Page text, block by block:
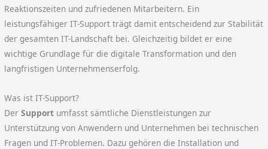
Reaktionszeiten und zufriedenen Mitarbeitern. Ein
leistungsfähiger IT-Support trägt damit entscheidend zur Stabilität
der gesamten IT-Landschaft bei. Gleichzeitig bildet er eine
wichtige Grundlage für die digitale Transformation und den
langfristigen Unternehmenserfolg.
Was ist IT-Support?
DerSupport umfasst sämtliche Dienstleistungen zur
Unterstützung von Anwendern und Unternehmen bei technischen
Fragen und IT-Problemen. Dazu gehören die Installation und